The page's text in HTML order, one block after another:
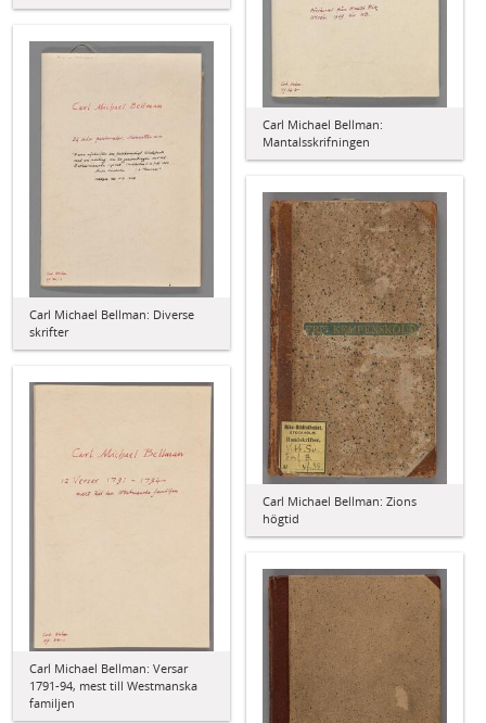
Carl Michael Bellman:
Mantalsskrifningen
Carl Michael Bellman: Diverse
skrifter
Carl Michael Bellman: Zions
högtid
Carl Michael Bellman: Versar
1791-94, mest till Westmanska
familjen